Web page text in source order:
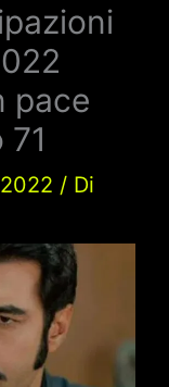
pace
/ Di